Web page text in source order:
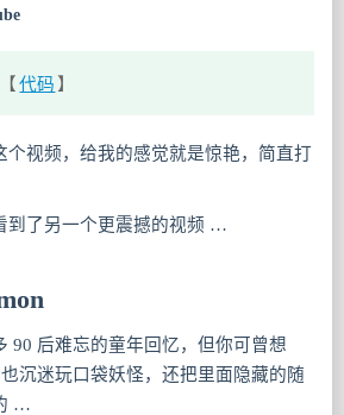
代码 】
个视频，给我的感觉就是惊艳，简直打
到了另一个更震撼的视频 …
90 后难忘的童年回忆，但你可曾想
沉迷玩口袋妖怪，还把里面隐藏的随
…